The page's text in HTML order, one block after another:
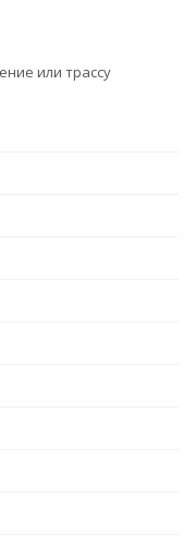
или трассу